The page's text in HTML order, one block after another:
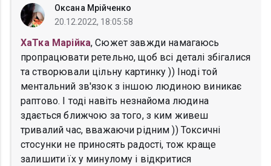
Оксана Мрійченко
20.12.2022, 18:05:58
ХаТка Марійка, Сюжет завжди намагаюсь
пропрацювати ретельно, щоб всі деталі збігалися
та створювали цільну картинку )) Іноді той
ментальний зв'язок з іншою людиною виникає
раптово. І тоді навіть незнайома людина
здається ближчою за того, з ким живеш
тривалий час, вважаючи рідним )) Токсичні
стосунки не приносять радості, тож краще
залишити їх у минулому і відкритися